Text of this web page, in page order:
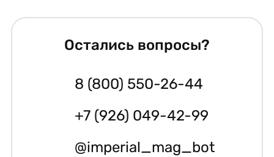
Остались вопросы?
8 (800) 550-26-44
+7 (926) 049-42-99
@imperial_mag_bot